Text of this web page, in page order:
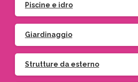
Piscine e idro
Giardinaggio
Strutture da esterno